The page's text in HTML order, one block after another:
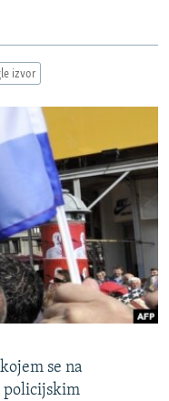
izvor
se na
policijskim